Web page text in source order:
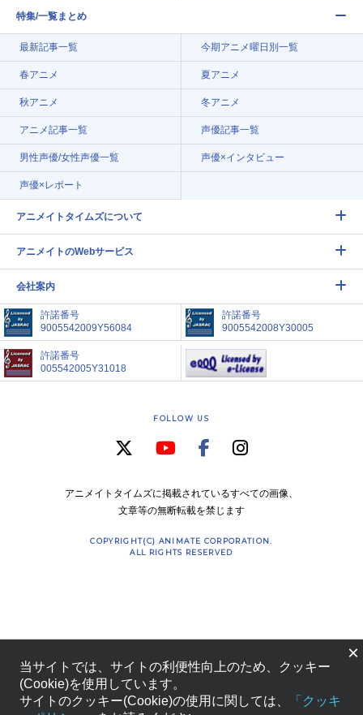
特集/一覧まとめ
最新記事一覧 今期アニメ曜日別一覧
春アニメ 夏アニメ
秋アニメ 冬アニメ
アニメ記事一覧 声優記事一覧
男性声優/女性声優一覧 声優×インタビュー
声優×レポート
アニメイトタイムズについて
アニメイトのWebサービス
会社案内
許諾番号
9005542009Y56084
許諾番号
9005542008Y30005
許諾番号
005542005Y31018
FOLLOW US
アニメイトタイムズに掲載されているすべての画像、
文章等の無断転載を禁じます
COPYRIGHT(C) ANIMATE CORPORATION.
ALL RIGHTS RESERVED
×
当サイトでは、サイトの利便性向上のため、クッキー
(Cookie)を使用しています。
サイトのクッキー(Cookie)の使用に関しては、
「クッキ